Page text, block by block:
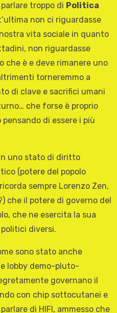
troppo di Politica
non ci riguardasse
vita sociale in quanto
non riguardasse
che è e deve rimanere uno
torneremmo a
di clave e sacrifici umani
che forse è proprio
di essere i più
uno stato di diritto
(potere del popolo
sempre Lorenzo Zen,
che il potere di governo del
che ne esercita la sua
diversi.
sono stato anche
lobby demo-pluto-
governano il
con chip sottocutanei e
di HIFI, ammesso che